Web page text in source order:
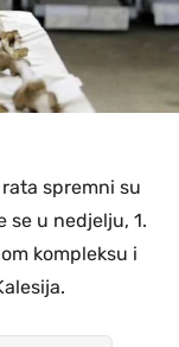
spremni su
se u nedjelju, 1.
kompleksu i